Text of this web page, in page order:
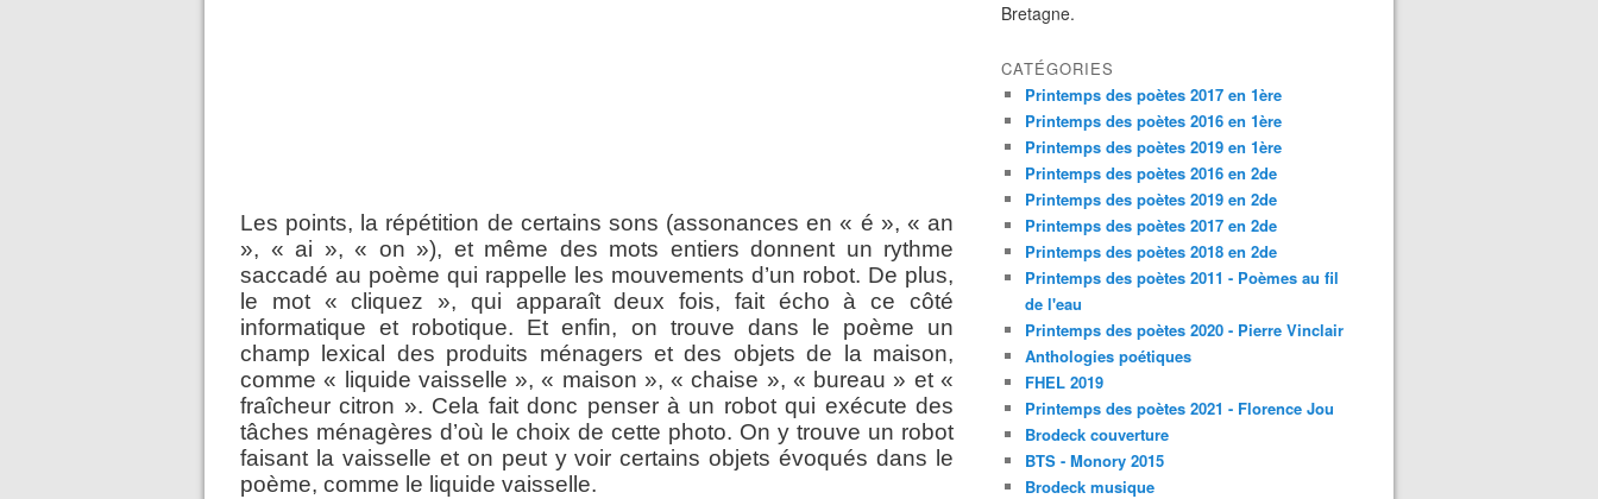
Les points, la répétition de certains sons (assonances en « é », « an
», « ai », « on »), et même des mots entiers donnent un rythme
saccadé au poème qui rappelle les mouvements d’un robot. De plus,
le mot « cliquez », qui apparaît deux fois, fait écho à ce côté
informatique et robotique. Et enfin, on trouve dans le poème un
champ lexical des produits ménagers et des objets de la maison,
comme « liquide vaisselle », « maison », « chaise », « bureau » et «
fraîcheur citron ». Cela fait donc penser à un robot qui exécute des
tâches ménagères d’où le choix de cette photo. On y trouve un robot
faisant la vaisselle et on peut y voir certains objets évoqués dans le
poème, comme le liquide vaisselle.
Bretagne.
CATÉGORIES
Printemps des poètes 2017 en 1ère
Printemps des poètes 2016 en 1ère
Printemps des poètes 2019 en 1ère
Printemps des poètes 2016 en 2de
Printemps des poètes 2019 en 2de
Printemps des poètes 2017 en 2de
Printemps des poètes 2018 en 2de
Printemps des poètes 2011 - Poèmes au fil
de l'eau
Printemps des poètes 2020 - Pierre Vinclair
Anthologies poétiques
FHEL 2019
Printemps des poètes 2021 - Florence Jou
Brodeck couverture
BTS - Monory 2015
Brodeck musique